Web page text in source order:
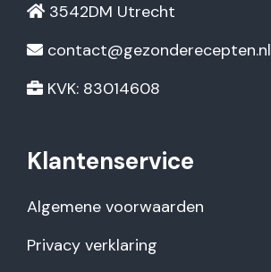
3542DM Utrecht
contact@gezonderecepten.nl
KVK: 83014608
Klantenservice
Algemene voorwaarden
Privacy verklaring